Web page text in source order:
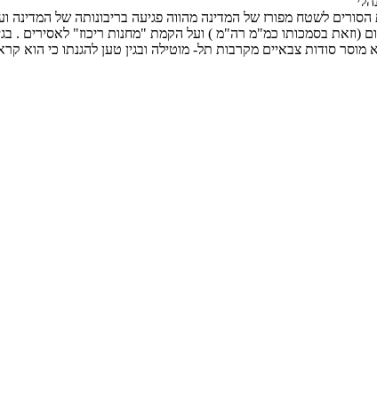
התריע על כך שפלישת הסורים לשטח מפורז של המדינה מהווה פגיעה בריבונותה של
(וזאת בסמכותו כמ"מ רה"מ ) ועל הקמת "מחנות ריכוז" לאסירים .
סודות צבאיים מקרבות תל- מוטילה ובגין טען להגנתו כי הוא